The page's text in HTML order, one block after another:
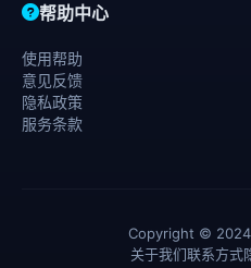
帮助中心
使用帮助
意见反馈
隐私政策
服务条款
Copyright © 2024
关于我们联系方式